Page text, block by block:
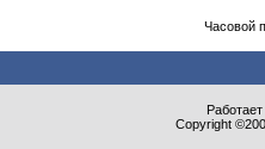
Часовой
Copyright